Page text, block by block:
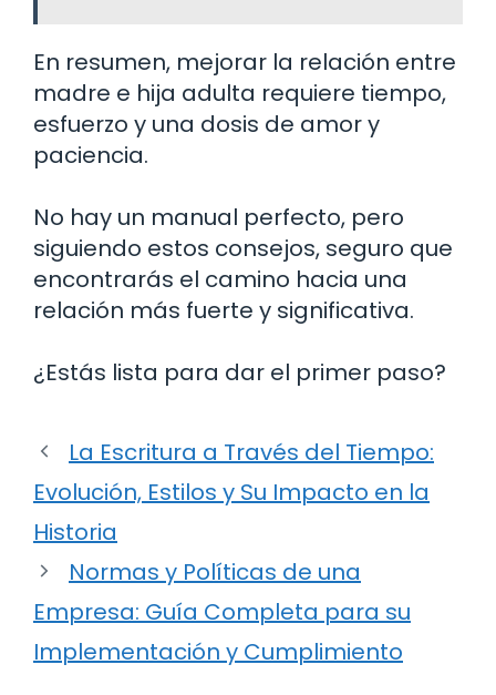
En resumen, mejorar la relación entre
madre e hija adulta requiere tiempo,
esfuerzo y una dosis de amor y
paciencia.
No hay un manual perfecto, pero
siguiendo estos consejos, seguro que
encontrarás el camino hacia una
relación más fuerte y significativa.
¿Estás lista para dar el primer paso?
La Escritura a Través del Tiempo:
Evolución, Estilos y Su Impacto en la
Historia
Normas y Políticas de una
Empresa: Guía Completa para su
Implementación y Cumplimiento